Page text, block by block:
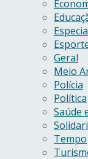
Geral
Meio
Polícia
Política
Saúde
Tempo